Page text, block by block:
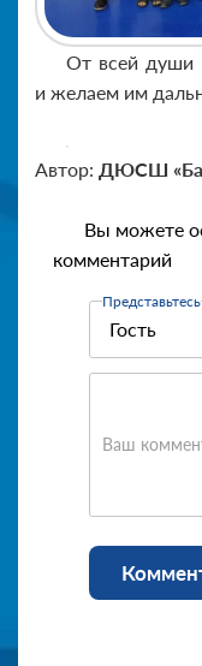
От всей души
и желаем им
Автор: ДЮСШ
Вы можете
комментарий
Представьтесь
Ваш